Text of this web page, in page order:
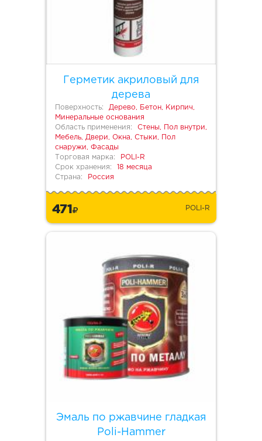
Герметик акриловый для
дерева
Поверхность:
Дерево, Бетон, Кирпич,
Минеральные основания
Область применения:
Стены, Пол внутри,
Мебель, Двери, Окна, Стыки, Пол
снаружи, Фасады
Торговая марка:
POLI-R
Срок хранения:
18 месяца
Страна:
Россия
471 POLI-R
Эмаль по ржавчине гладкая
Poli-Hammer